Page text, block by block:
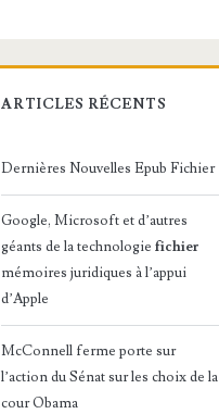
ARTICLES RÉCENTS
Dernières Nouvelles Epub Fichier
Google, Microsoft et d’autres
géants de la technologiefichier
mémoires juridiques à l’appui
d’Apple
McConnell ferme porte sur
l’action du Sénat sur les choix de la
cour Obama